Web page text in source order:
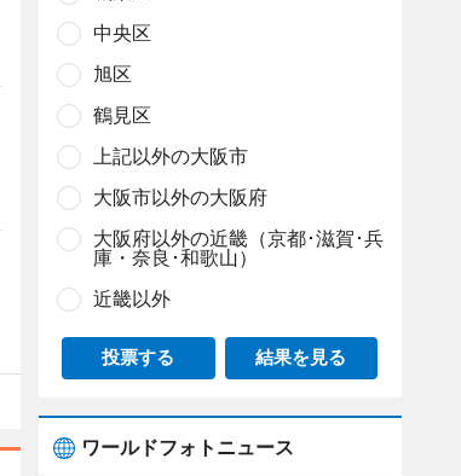
中央区
旭区
鶴見区
上記以外の大阪市
大阪市以外の大阪府
大阪府以外の近畿（京都･滋賀･兵
庫・奈良･和歌山）
近畿以外
投票する 結果を見る
ワールドフォトニュース